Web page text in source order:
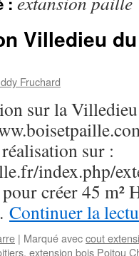
Villedieu
Fruchard
sur la
sur :
index.php/
créer 45 m²
Continuer la
| Marqué aveccout
, extension bois Poitou